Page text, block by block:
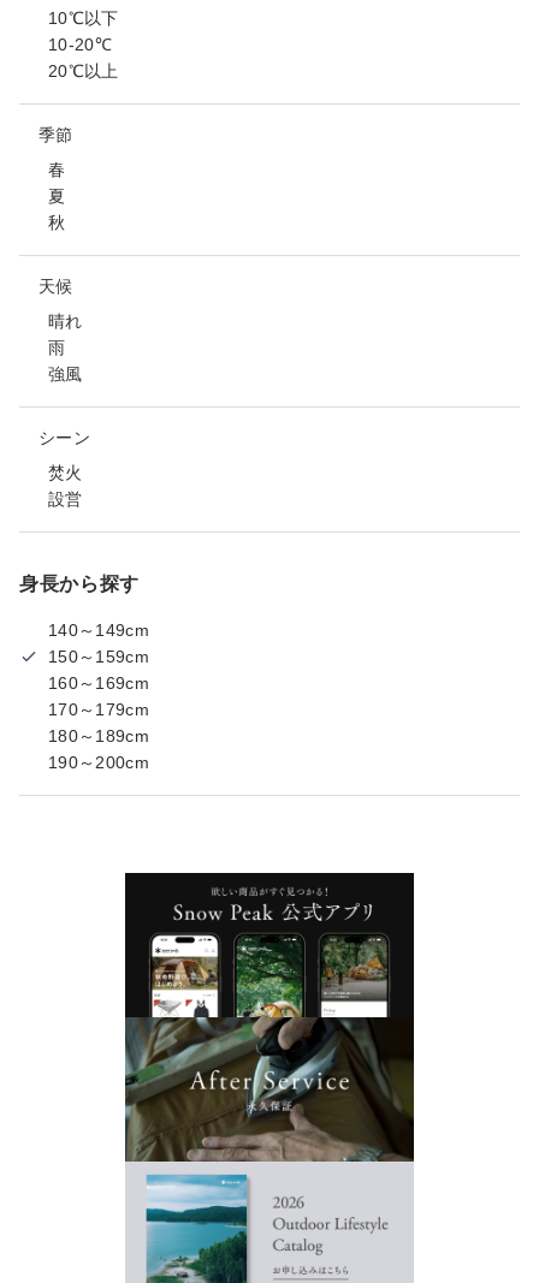
10℃以下
10-20℃
20℃以上
季節
春
夏
秋
天候
晴れ
雨
強風
シーン
焚火
設営
身長から探す
140～149cm
150～159cm
160～169cm
170～179cm
180～189cm
190～200cm